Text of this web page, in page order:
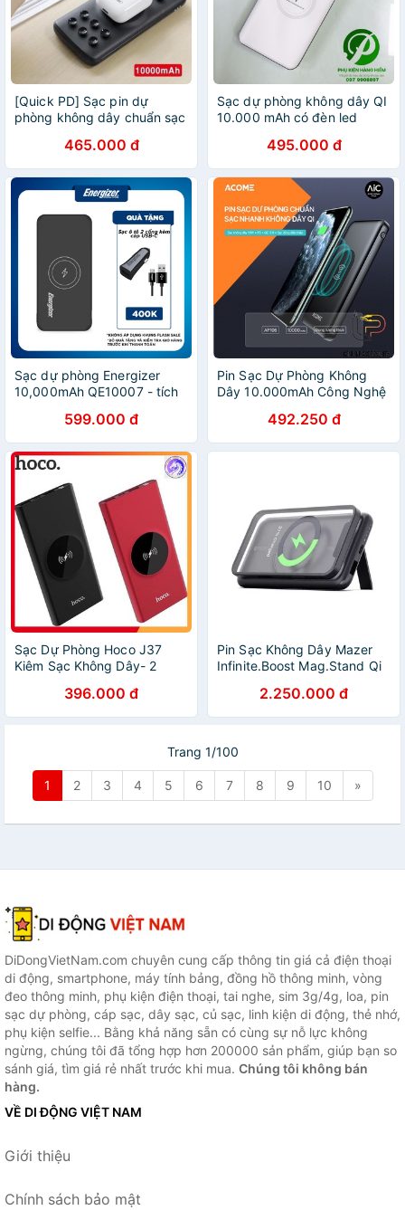
[Quick PD] Sạc pin dự
phòng không dây chuẩn sạc
465.000 đ
Sạc dự phòng không dây QI
10.000 mAh có đèn led
495.000 đ
Sạc dự phòng Energizer
10,000mAh QE10007 - tích
cổng output tiện lợi - Hàng
chính hãng
599.000 đ
Pin Sạc Dự Phòng Không
Dây 10.000mAh Công Nghệ
18W ACOME AP106
492.250 đ
Sạc Dự Phòng Hoco J37
Kiêm Sạc Không Dây- 2
Nhanh10000MAH Chuẩn QI
- BH 12 Tháng Chính Hãng
396.000 đ
Pin Sạc Không Dây Mazer
Infinite.Boost Mag.Stand Qi
2.250.000 đ
Trang 1/100
1 2 3 4 5 6 7 8 9 10 »
DiDongVietNam.com chuyên cung cấp thông tin giá cả điện thoại
di động, smartphone, máy tính bảng, đồng hồ thông minh, vòng
đeo thông minh, phụ kiện điện thoại, tai nghe, sim 3g/4g, loa, pin
sạc dự phòng, cáp sạc, dây sạc, củ sạc, linh kiện di động, thẻ nhớ,
phụ kiện selfie... Bằng khả năng sẵn có cùng sự nỗ lực không
ngừng, chúng tôi đã tổng hợp hơn 200000 sản phẩm, giúp bạn so
sánh giá, tìm giá rẻ nhất trước khi mua. Chúng tôi không bán
hàng.
VỀ DI ĐỘNG VIỆT NAM
Giới thiệu
Chính sách bảo mật